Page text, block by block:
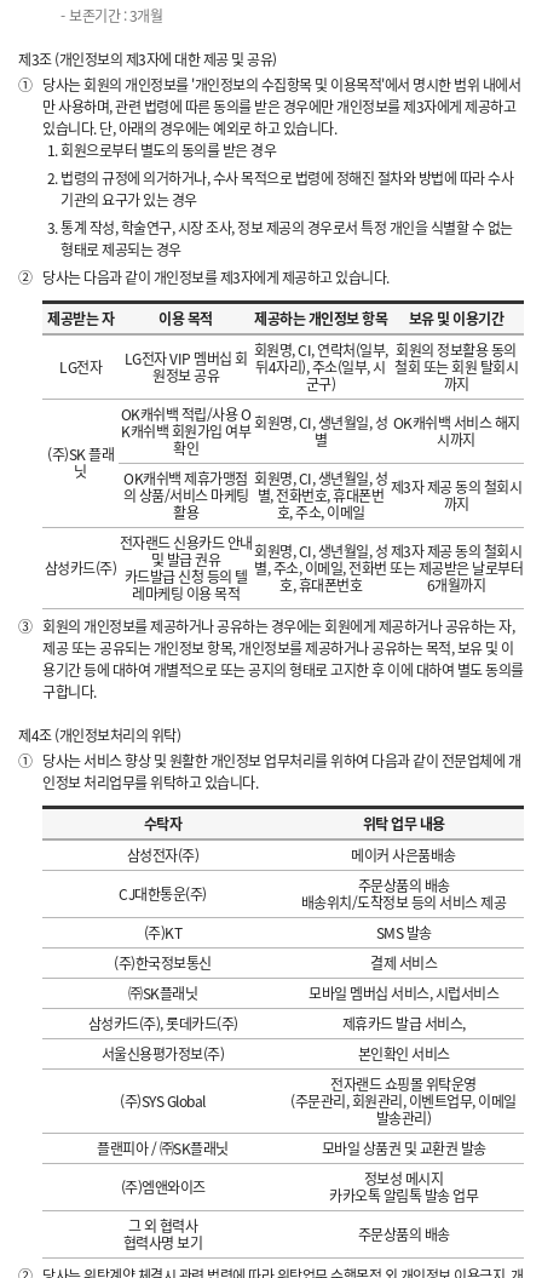
보존기간 : 3개월
제3조 (개인정보의 제3자에 대한 제공 및 공유)
① 당사는 회원의 개인정보를 '개인정보의 수집항목 및 이용목적'에서 명시한 범위 내에서
만 사용하며, 관련 법령에 따른 동의를 받은 경우에만 개인정보를 제3자에게 제공하고
있습니다. 단, 아래의 경우에는 예외로 하고 있습니다.
회원으로부터 별도의 동의를 받은 경우
법령의 규정에 의거하거나, 수사 목적으로 법령에 정해진 절차와 방법에 따라 수사
기관의 요구가 있는 경우
통계 작성, 학술연구, 시장 조사, 정보 제공의 경우로서 특정 개인을 식별할 수 없는
형태로 제공되는 경우
② 당사는 다음과 같이 개인정보를 제3자에게 제공하고 있습니다.
제공받는 자
이용 목적 제공하는 개인정보 항목 보유 및 이용기간
LG전자 LG전자 VIP 멤버십 회
원정보 공유
회원명, CI, 연락처(일부,
뒤4자리), 주소(일부, 시
군구)
회원의 정보활용 동의
철회 또는 회원 탈회시
까지
(주)SK 플래
닛
OK캐쉬백 적립/사용 O
K캐쉬백 회원가입 여부
확인
회원명, CI, 생년월일, 성
별
OK캐쉬백 서비스 해지
시까지
OK캐쉬백 제휴가맹점
의 상품/서비스 마케팅
활용
회원명, CI, 생년월일, 성
별, 전화번호, 휴대폰번
호, 주소, 이메일
제3자 제공 동의 철회시
까지
삼성카드(주)
전자랜드 신용카드 안내
및 발급 권유
카드발급 신청 등의 텔
레마케팅 이용 목적
회원명, CI, 생년월일, 성
별, 주소, 이메일, 전화번
호, 휴대폰번호
제3자 제공 동의 철회시
또는 제공받은 날로부터
6개월까지
③ 회원의 개인정보를 제공하거나 공유하는 경우에는 회원에게 제공하거나 공유하는 자,
제공 또는 공유되는 개인정보 항목, 개인정보를 제공하거나 공유하는 목적, 보유 및 이
용기간 등에 대하여 개별적으로 또는 공지의 형태로 고지한 후 이에 대하여 별도 동의를
구합니다.
제4조 (개인정보처리의 위탁)
① 당사는 서비스 향상 및 원활한 개인정보 업무처리를 위하여 다음과 같이 전문업체에 개
인정보 처리업무를 위탁하고 있습니다.
수탁자
위탁 업무 내용
삼성전자(주)
메이커 사은품배송
CJ대한통운(주)
주문상품의 배송
배송위치/도착정보 등의 서비스 제공
(주)KT
SMS 발송
(주)한국정보통신
결제 서비스
㈜SK플래닛
모바일 멤버십 서비스, 시럽서비스
삼성카드(주), 롯데카드(주)
제휴카드 발급 서비스,
서울신용평가정보(주)
본인확인 서비스
(주)SYS Global
전자랜드 쇼핑몰 위탁운영
(주문관리, 회원관리, 이벤트업무, 이메일
발송관리)
플랜피아 / ㈜SK플래닛
모바일 상품권 및 교환권 발송
(주)엠앤와이즈
정보성 메시지
카카오톡 알림톡 발송 업무
그 외 협력사
협력사명 보기
주문상품의 배송